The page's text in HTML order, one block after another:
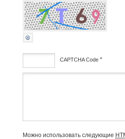
CAPTCHA Code *
Можно использовать следующие